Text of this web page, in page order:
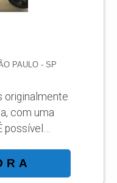
PAULO - SP
originalmente
com uma
de